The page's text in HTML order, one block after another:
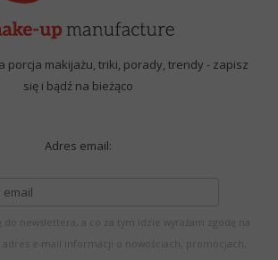
porcja makijażu, triki, porady, trendy - zapisz
się i bądź na bieżąco
Adres email:
do newslettera, a co za tym idzie wyrażam zgodę na
adres e-mail informacji o nowościach, promocjach,